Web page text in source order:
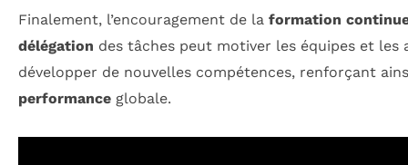
Finalement, l’encouragement de la formation
délégation des tâches peut motiver les équipes et les
développer de nouvelles compétences, renforçant
performance globale.